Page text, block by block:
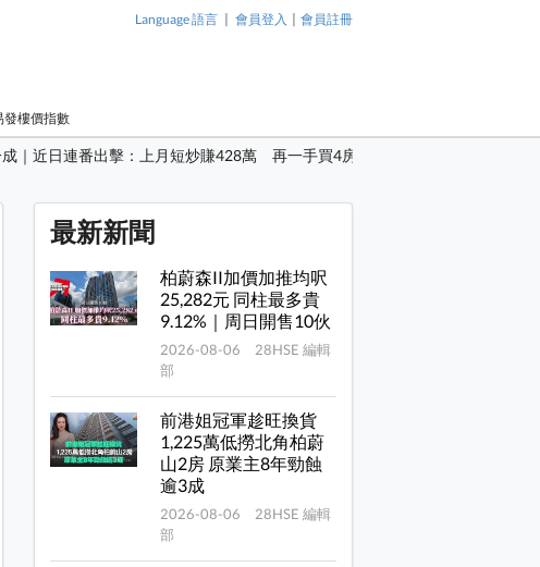
Language 語言 | 會員登入 | 會員註冊
發樓價指數
｜近日連番出擊：上月短炒賺428萬 再一手買4房自住
最新新聞
柏蔚森II加價加推均呎
25,282元 同柱最多貴
9.12%｜周日開售10伙
2026-08-06 28HSE 編輯
部
前港姐冠軍趁旺換貨
1,225萬低撈北角柏蔚
山2房 原業主8年勁蝕
逾3成
2026-08-06 28HSE 編輯
部